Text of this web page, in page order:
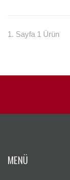
1. Sayfa 1 Ürün
MENÜ